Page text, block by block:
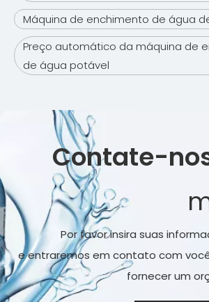
Máquina de enchimento de água de
Preço automático da máquina de
de água potável
Contate-
Por favor insira suas
e entraremos em contato com
fornecer um